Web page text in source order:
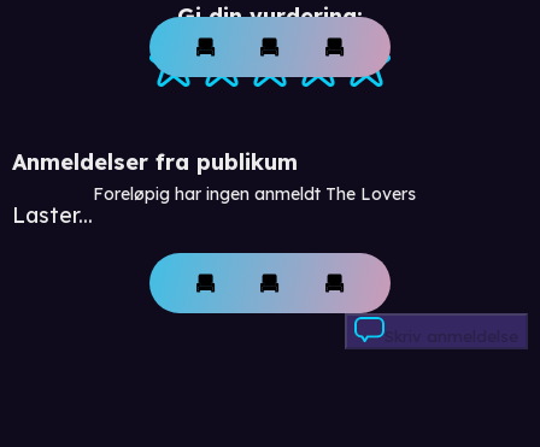
Gi din vurdering:
Anmeldelser fra publikum
Laster...
Foreløpig har ingen anmeldt The Lovers
Skriv anmeldelse